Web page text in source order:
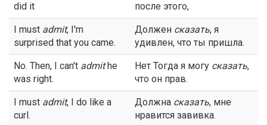
did it
после этого,
I must admit, I'm
surprised that you came.
Должен сказать, я
удивлен, что ты пришла.
No. Then, I can't admithe
was right.
Нет Тогда я могу сказать,
что он прав.
I must admit, I do like a
curl.
Должна сказать, мне
нравится завивка.